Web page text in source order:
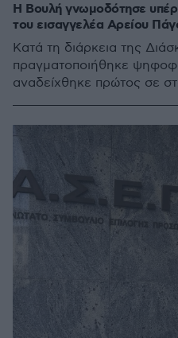
Η Βουλή γνωμοδότησε
του εισαγγελέα Αρείου
Κατά τη διάρκεια της
πραγματοποιήθηκε
αναδείχθηκε πρώτος σε